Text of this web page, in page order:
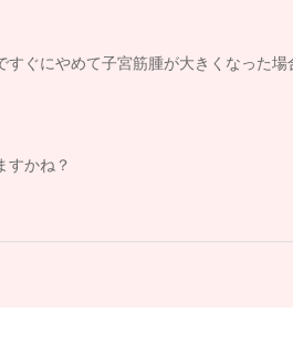
ぐにやめて子宮筋腫が大きくなった場
すかね？